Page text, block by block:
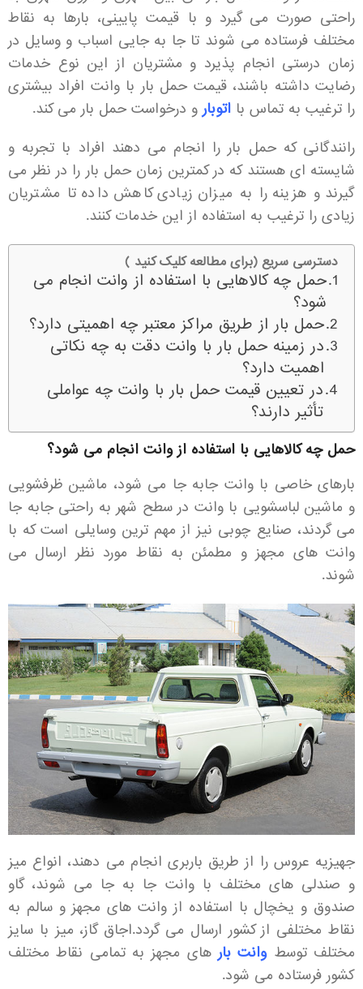
راحتی صورت می گیرد و با قیمت پایینی، بارها به نقاط
مختلف فرستاده می شوند تا جا به جایی اسباب و وسایل در
زمان درستی انجام پذیرد و مشتریان از این نوع خدمات
رضایت داشته باشند، قیمت حمل بار با وانت افراد بیشتری
را ترغیب به تماس با اتوبار و درخواست حمل بار می کند.
رانندگانی که حمل بار را انجام می دهند افراد با تجربه و
شایسته ای هستند که در کمترین زمان حمل بار را در نظر می
گیرند و هزینه را به میزان زیادی کاهش داده تا مشتریان
زیادی را ترغیب به استفاده از این خدمات کنند.
دسترسی سریع (برای مطالعه کلیک کنید )
حمل چه کالاهایی با استفاده از وانت انجام می
شود؟
حمل بار از طریق مراکز معتبر چه اهمیتی دارد؟
در زمینه حمل بار با وانت دقت به چه نکاتی
اهمیت دارد؟
در تعیین قیمت حمل بار با وانت چه عواملی
تأثیر دارند؟
حمل چه کالاهایی با استفاده از وانت انجام می شود؟
بارهای خاصی با وانت جابه جا می شود، ماشین ظرفشویی
و ماشین لباسشویی با وانت در سطح شهر به راحتی جابه جا
می گردند، صنایع چوبی نیز از مهم ترین وسایلی است که با
وانت های مجهز و مطمئن به نقاط مورد نظر ارسال می
شوند.
جهیزیه عروس را از طریق باربری انجام می دهند، انواع میز
و صندلی های مختلف با وانت جا به جا می شوند، گاو
صندوق و یخچال با استفاده از وانت های مجهز و سالم به
نقاط مختلفی از کشور ارسال می گردد.اجاق گاز، میز با سایز
مختلف توسطوانت بار های مجهز به تمامی نقاط مختلف
کشور فرستاده می شود.